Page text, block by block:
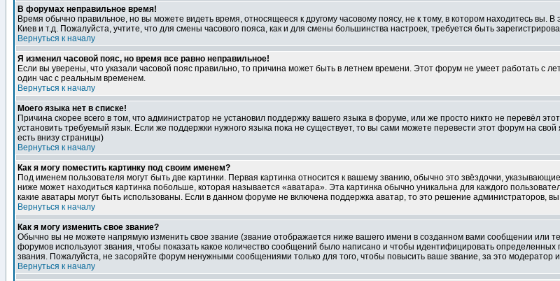
В форумах неправильное время!
Время обычно правильное, но вы можете видеть время, относящееся к другому часовому поясу, не к тому, в котором находитесь вы.
Киев и т.д. Пожалуйста, учтите, что для смены часового пояса, как и для смены большинства настроек, требуется быть
Вернуться к началу
Я изменил часовой пояс, но время все равно неправильное!
Если вы уверены, что указали часовой пояс правильно, то причина может быть в летнем времени. Этот форум не умеет работать с
один час с реальным временем.
Вернуться к началу
Моего языка нет в списке!
Причина скорее всего в том, что администратор не установил поддержку вашего языка в форуме, или же просто никто не перевёл
установить требуемый язык. Если же поддержки нужного языка пока не существует, то вы сами можете перевести этот форум на
есть внизу страницы)
Вернуться к началу
Как я могу поместить картинку под своим именем?
Под именем пользователя могут быть две картинки. Первая картинка относится к вашему званию, обычно это звёздочки,
ниже может находиться картинка побольше, которая называется «аватара». Эта картинка обычно уникальна для каждого
какие аватары могут быть использованы. Если в данном форуме не включена поддержка аватар, то это решение администраторов,
Вернуться к началу
Как я могу изменить свое звание?
Обычно вы не можете напрямую изменить свое звание (звание отображается ниже вашего имени в созданном вами сообщении или
форумов используют звания, чтобы показать какое количество сообщений было написано и чтобы идентифицировать
звания. Пожалуйста, не засоряйте форум ненужными сообщениями только для того, чтобы повысить ваше звание, за это
Вернуться к началу